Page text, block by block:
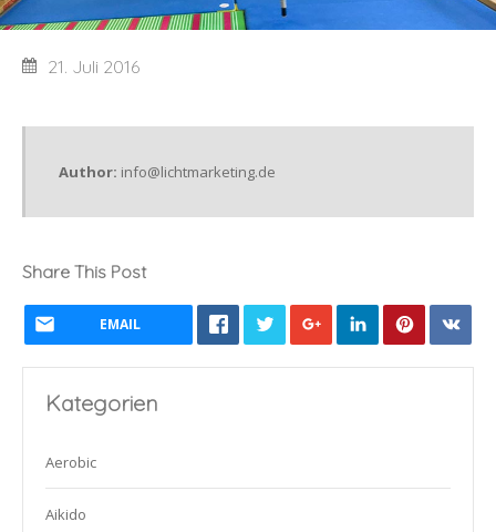
21. Juli 2016
Author: info@lichtmarketing.de
Share This Post
EMAIL
Kategorien
Aerobic
Aikido